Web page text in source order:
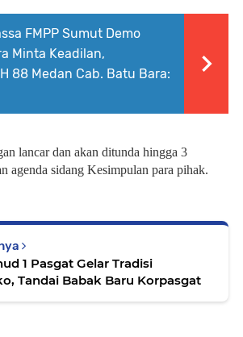
FMPP Sumut Demo
Minta Keadilan,
88 Medan Cab. Batu Bara:
lancar dan akan ditunda hingga 3
agenda sidang Kesimpulan para pihak.
1 Pasgat Gelar Tradisi
Tandai Babak Baru Korpasgat